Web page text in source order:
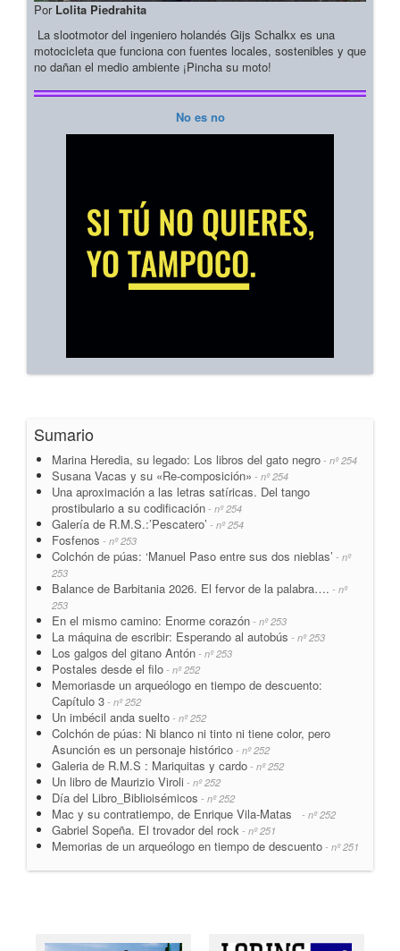
Por Lolita Piedrahita
La slootmotor del ingeniero holandés Gijs Schalkx es una
motocicleta que funciona con fuentes locales, sostenibles y que
no dañan el medio ambiente ¡Pincha su moto!
No es no
Sumario
Marina Heredia, su legado: Los libros del gato negro - nº 254
Susana Vacas y su «Re-composición» - nº 254
Una aproximación a las letras satíricas. Del tango
prostibulario a su codificación - nº 254
Galería de R.M.S.:’Pescatero’ - nº 254
Fosfenos - nº 253
Colchón de púas: ‘Manuel Paso entre sus dos nieblas’ - nº
253
Balance de Barbitania 2026. El fervor de la palabra…. - nº
253
En el mismo camino: Enorme corazón - nº 253
La máquina de escribir: Esperando al autobús - nº 253
Los galgos del gitano Antón - nº 253
Postales desde el filo - nº 252
Memoriasde un arqueólogo en tiempo de descuento:
Capítulo 3 - nº 252
Un imbécil anda suelto - nº 252
Colchón de púas: Ni blanco ni tinto ni tiene color, pero
Asunción es un personaje histórico - nº 252
Galeria de R.M.S : Mariquitas y cardo - nº 252
Un libro de Maurizio Viroli - nº 252
Día del Libro_Biblioisémicos - nº 252
Mac y su contratiempo, de Enrique Vila-Matas - nº 252
Gabriel Sopeña. El trovador del rock - nº 251
Memorias de un arqueólogo en tiempo de descuento - nº 251